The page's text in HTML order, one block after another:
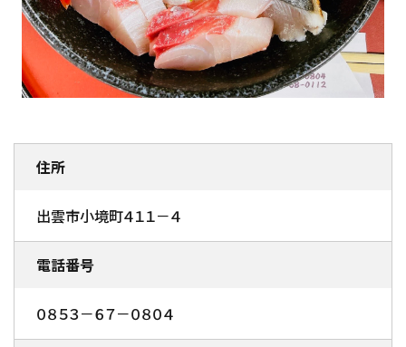
住所
出雲市小境町４１１－４
電話番号
０８５３－６７－０８０４